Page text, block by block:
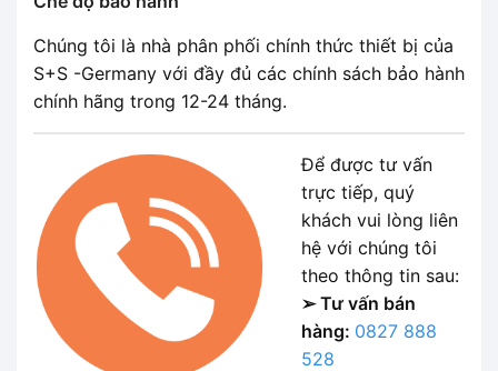
Chúng tôi là nhà phân phối chính thức thiết bị của
S+S -Germany với đầy đủ các chính sách bảo hành
chính hãng trong 12-24 tháng.
Để được tư vấn
trực tiếp, quý
khách vui lòng liên
hệ với chúng tôi
theo thông tin sau:
➢ Tư vấn bán
hàng: 0827 888
528